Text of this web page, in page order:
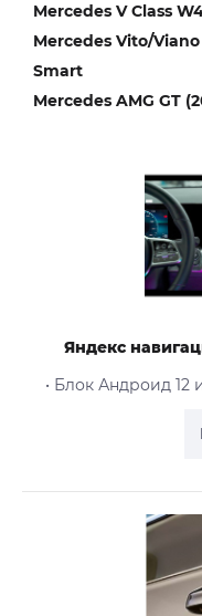
Mercedes AMG GT
Mercedes V Class
Mercedes Vito/Viano
Smart
Яндекс
• Блок Андроид 12